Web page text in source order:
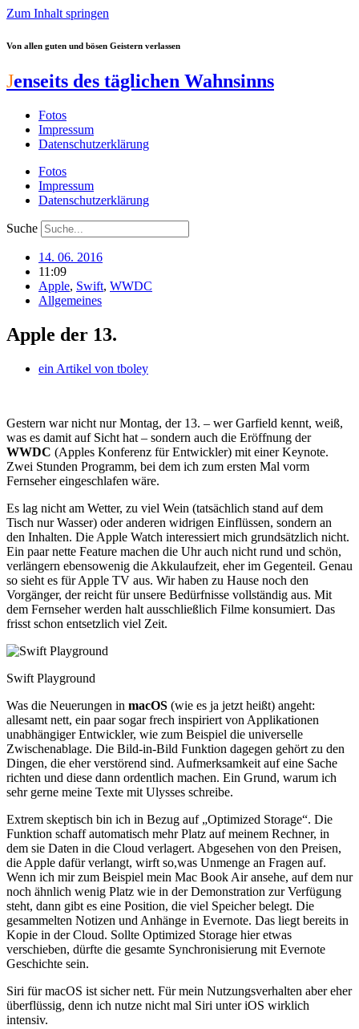
Zum Inhalt springen
Von allen guten und bösen Geistern verlassen
Jenseits des täglichen Wahnsinns
Fotos
Impressum
Datenschutzerklärung
Fotos
Impressum
Datenschutzerklärung
Suche
14. 06. 2016
11:09
Apple, Swift, WWDC
Allgemeines
Apple der 13.
ein Artikel von tboley
Gestern war nicht nur Montag, der 13. – wer Garfield kennt, weiß,
was es damit auf Sicht hat – sondern auch die Eröffnung der
WWDC (Apples Konferenz für Entwickler) mit einer Keynote.
Zwei Stunden Programm, bei dem ich zum ersten Mal vorm
Fernseher eingeschlafen wäre.
Es lag nicht am Wetter, zu viel Wein (tatsächlich stand auf dem
Tisch nur Wasser) oder anderen widrigen Einflüssen, sondern an
den Inhalten. Die Apple Watch interessiert mich grundsätzlich nicht.
Ein paar nette Feature machen die Uhr auch nicht rund und schön,
verlängern ebensowenig die Akkulaufzeit, eher im Gegenteil. Genau
so sieht es für Apple TV aus. Wir haben zu Hause noch den
Vorgänger, der reicht für unsere Bedürfnisse vollständig aus. Mit
dem Fernseher werden halt ausschließlich Filme konsumiert. Das
frisst schon entsetzlich viel Zeit.
Swift Playground
Was die Neuerungen in macOS (wie es ja jetzt heißt) angeht:
allesamt nett, ein paar sogar frech inspiriert von Applikationen
unabhängiger Entwickler, wie zum Beispiel die universelle
Zwischenablage. Die Bild-in-Bild Funktion dagegen gehört zu den
Dingen, die eher verstörend sind. Aufmerksamkeit auf eine Sache
richten und diese dann ordentlich machen. Ein Grund, warum ich
sehr gerne meine Texte mit Ulysses schreibe.
Extrem skeptisch bin ich in Bezug auf „Optimized Storage“. Die
Funktion schaff automatisch mehr Platz auf meinem Rechner, in
dem sie Daten in die Cloud verlagert. Abgesehen von den Preisen,
die Apple dafür verlangt, wirft so,was Unmenge an Fragen auf.
Wenn ich mir zum Beispiel mein Mac Book Air ansehe, auf dem nur
noch ähnlich wenig Platz wie in der Demonstration zur Verfügung
steht, dann gibt es eine Position, die viel Speicher belegt. Die
gesammelten Notizen und Anhänge in Evernote. Das liegt bereits in
Kopie in der Cloud. Sollte Optimized Storage hier etwas
verschieben, dürfte die gesamte Synchronisierung mit Evernote
Geschichte sein.
Siri für macOS ist sicher nett. Für mein Nutzungsverhalten aber eher
überflüssig, denn ich nutze nicht mal Siri unter iOS wirklich
intensiv.